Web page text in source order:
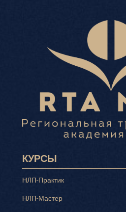
КУРСЫ
НЛП-Практик
НЛП-Мастер